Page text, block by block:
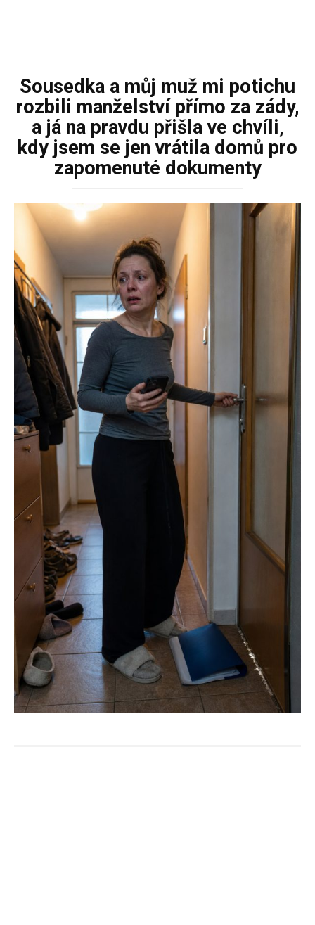
Sousedka a můj muž mi potichu
rozbili manželství přímo za zády,
a já na pravdu přišla ve chvíli,
kdy jsem se jen vrátila domů pro
zapomenuté dokumenty